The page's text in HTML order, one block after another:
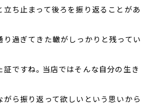
立ち止まって後ろを振り返ることがあ
り過ぎてきた轍がしっかりと残ってい
証ですね。当店ではそんな自分の生き
がら振り返って欲しいという思いから